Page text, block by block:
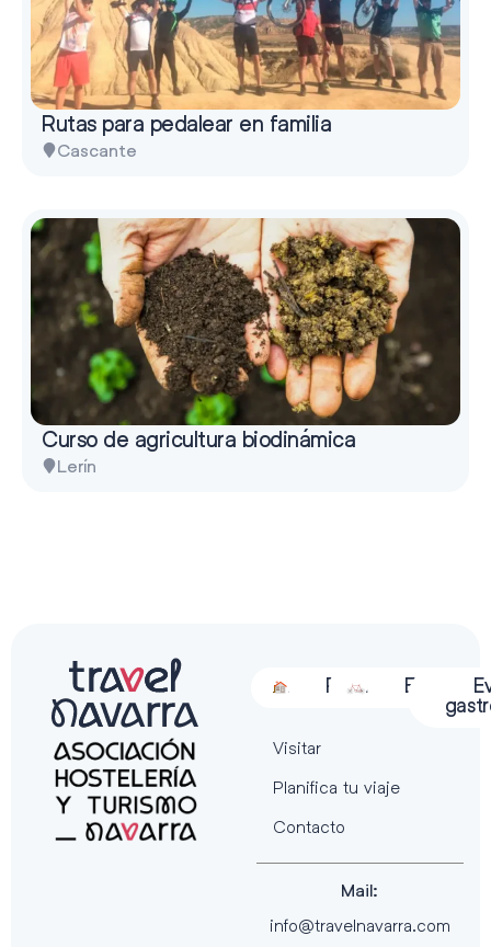
Rutas para pedalear en familia
Cascante
Curso de agricultura biodinámica
Lerín
Alojamiento
Restauración
Actividades
Visitar
Planifica tu viaje
Contacto
Mail:
info@travelnavarra.com